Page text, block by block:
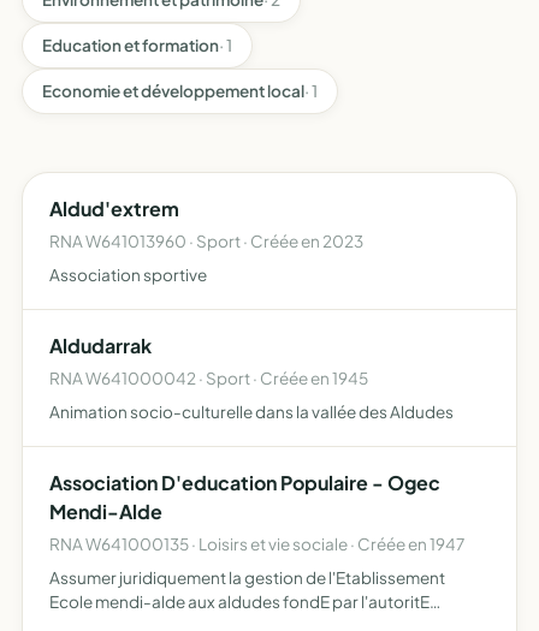
Education et formation· 1
Economie et développement local· 1
Aldud'extrem
RNA W641013960 · Sport · Créée en 2023
Association sportive
Aldudarrak
RNA W641000042 · Sport · Créée en 1945
Animation socio-culturelle dans la vallée des Aldudes
Association D'education Populaire - Ogec
Mendi-Alde
RNA W641000135 · Loisirs et vie sociale · Créée en 1947
Assumer juridiquement la gestion de l'Etablissement
Ecole mendi-alde aux aldudes fondE par l'autoritE